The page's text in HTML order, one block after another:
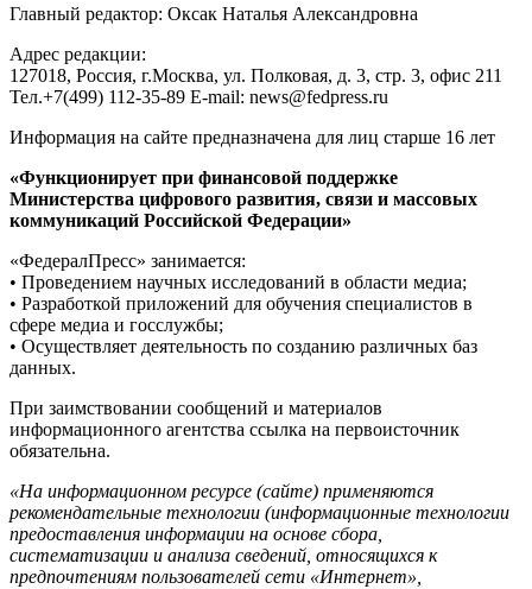
Главный редактор: Оксак Наталья Александровна
Адрес редакции:
127018, Россия, г.Москва, ул. Полковая, д. 3, стр. 3, офис 211
Тел.+7(499) 112-35-89 E-mail: news@fedpress.ru
Информация на сайте предназначена для лиц старше 16 лет
«Функционирует при финансовой поддержке
Министерства цифрового развития, связи и массовых
коммуникаций Российской Федерации»
«ФедералПресс» занимается:
• Проведением научных исследований в области медиа;
• Разработкой приложений для обучения специалистов в
сфере медиа и госслужбы;
• Осуществляет деятельность по созданию различных баз
данных.
При заимствовании сообщений и материалов
информационного агентства ссылка на первоисточник
обязательна.
«На информационном ресурсе (сайте) применяются
рекомендательные технологии (информационные технологии
предоставления информации на основе сбора,
систематизации и анализа сведений, относящихся к
предпочтениям пользователей сети «Интернет»,